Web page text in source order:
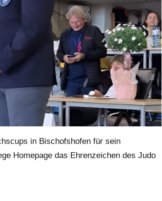
in Bischofshofen für sein
Homepage das Ehrenzeichen des Judo